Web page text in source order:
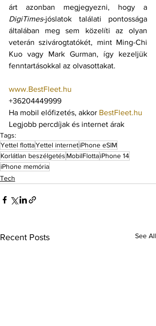
DigiTimes-jóslatok találati pontossága
általában meg sem közelíti az olyan
veterán szivárogtatókét, mint Ming-Chi
Kuo vagy Mark Gurman, így kezeljük
fenntartásokkal az olvasottakat.
www.BestFleet.hu
+36204449999
Ha mobil előfizetés, akkor BestFleet.hu
Legjobb percdíjak és internet árak
Tags:
Yettel flottaYettel internetiPhone eSIM
Korlátlan beszélgetés MobilFlottaiPhone 14
iPhone memória
Tech
Recent Posts See All